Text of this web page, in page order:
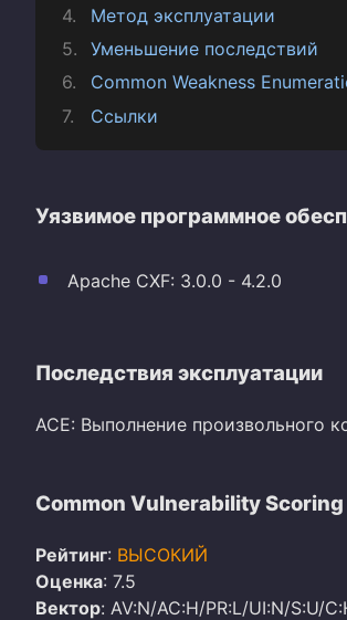
Метод эксплуатации
Уменьшение последствий
Common Weakness
Ссылки
Уязвимое программное
Apache CXF: 3.0.0 - 4.2.0
Последствия эксплуатации
ACE: Выполнение произвольного
Common Vulnerability
Рейтинг: ВЫСОКИЙ
Оценка: 7.5
Вектор: AV:N/AC:H/PR:L/UI:N/S:U/